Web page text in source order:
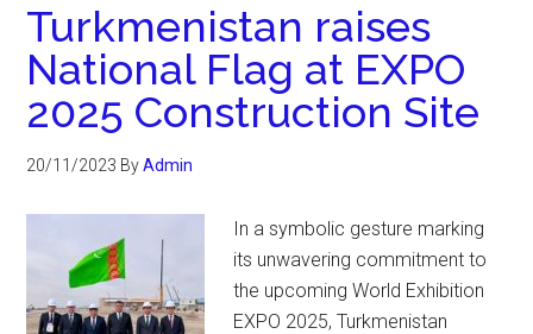
Turkmenistan raises
National Flag at EXPO
2025 Construction Site
20/11/2023 ByAdmin
In a symbolic gesture marking
its unwavering commitment to
the upcoming World Exhibition
EXPO 2025, Turkmenistan